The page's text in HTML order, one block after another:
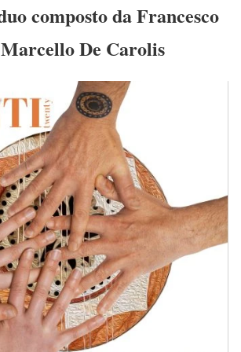
composto da Francesco
De Carolis